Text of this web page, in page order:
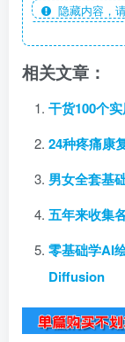
隐藏内容，
相关文章：
干货100个
24种疼痛康
男女全套基
五年来收集
零基础学AI
Diffusion